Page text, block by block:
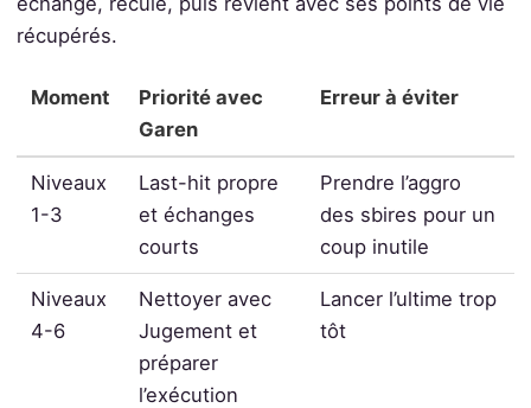
récupérés.
Moment
Priorité avec
Garen
Erreur à éviter
Niveaux
1-3
Last-hit propre
et échanges
courts
Prendre l’aggro
des sbires pour un
coup inutile
Niveaux
4-6
Nettoyer avec
Jugement et
préparer
l’exécution
Lancer l’ultime trop
tôt